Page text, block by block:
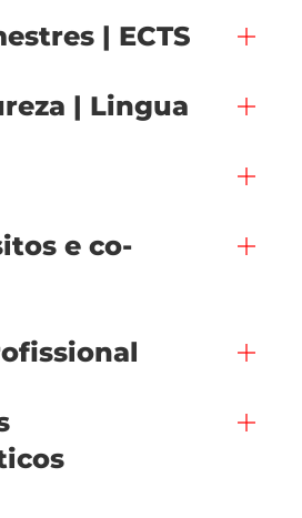
| ECTS
| Lingua
e co-